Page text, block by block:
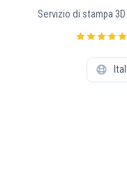
Servizio di stampa